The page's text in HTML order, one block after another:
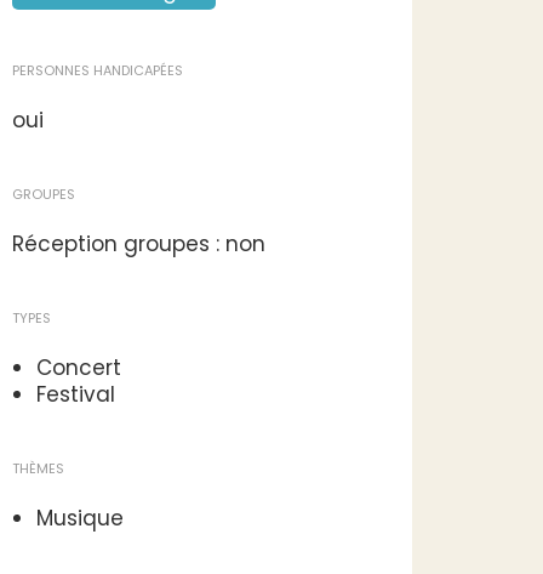
PERSONNES HANDICAPÉES
oui
GROUPES
Réception groupes : non
TYPES
Concert
Festival
THÈMES
Musique